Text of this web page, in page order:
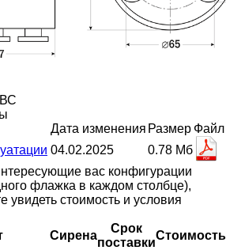
Дата изменения Размер Файл
04.02.2025
0.78 Мб
вас конфигурации
флажка в каждом столбце),
увидеть стоимость и условия
Сирена
Срок
поставки
Стоимость